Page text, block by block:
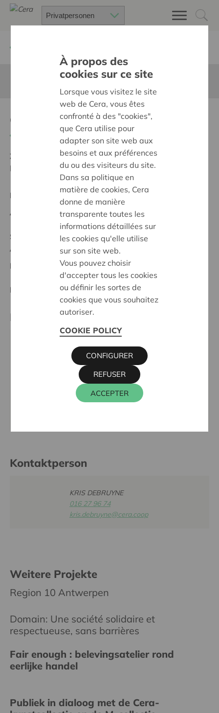
aankoop rolstoelfiets
Ziel:
Une société solidaire et respectueuse, sans
barrières
Regionales Projekt
Anfangsdatum:09/10/2024
Stand :
Complete
Antwerpen
Datum:
09/10/2024
Entscheidung:Approved
Partner
WZC SINT-BAVO DE MEDEMENS, SINT-
BAVOSTRAAT 29, 2610 ANTWERPEN
03 820 73 00
wzc.sintbavo@demedemens.be
Kontaktperson
KRIS DEBRUYNE
016 27 96 74
kris.debruyne@cera.coop
Weitere Projekte
Region 10 Antwerpen
Domain: Une société solidaire et
respectueuse, sans barrières
Fair enough : belevingsatelier rond
eerlijke handel
Publiek in dialoog met de Cera-
À propos des
cookies sur ce site
Lorsque vous visitez le site
web de Cera, vous êtes
confronté à des "cookies",
que Cera utilise pour
adapter son site web aux
besoins et aux préférences
du ou des visiteurs du site.
Dans sa politique en
matière de cookies, Cera
donne de manière
transparente toutes les
informations détaillées sur
les cookies qu'elle utilise
sur son site web.
Vous pouvez choisir
d'accepter tous les cookies
ou définir les sortes de
cookies que vous souhaitez
autoriser.
COOKIE POLICY
ACCEPTER
REFUSER
CONFIGURER